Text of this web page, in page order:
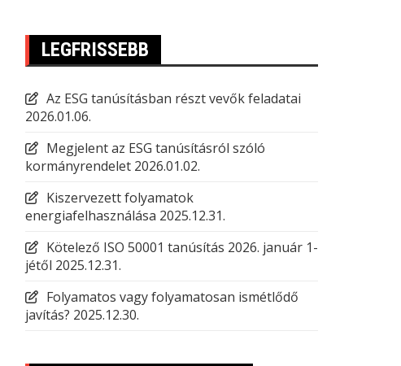
LEGFRISSEBB
Az ESG tanúsításban részt vevők feladatai
2026.01.06.
Megjelent az ESG tanúsításról szóló
kormányrendelet 2026.01.02.
Kiszervezett folyamatok
energiafelhasználása 2025.12.31.
Kötelező ISO 50001 tanúsítás 2026. január 1-
jétől 2025.12.31.
Folyamatos vagy folyamatosan ismétlődő
javítás? 2025.12.30.